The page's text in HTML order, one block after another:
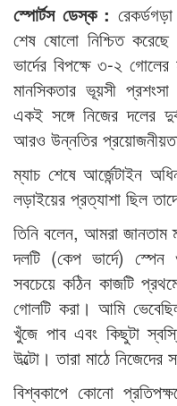
স্পোর্টস ডেস্ক :
শেষ ষোলো নিশ্চিত করেছে
ভার্দের বিপক্ষে ৩-২
মানসিকতার ভূয়সী
একই সঙ্গে নিজের দলের
আরও উন্নতির
ম্যাচ শেষে আর্জেন্টাইন
লড়াইয়ের প্রত্যাশা ছিল
তিনি বলেন, আমরা
দলটি (কেপ ভার্দে)
সবচেয়ে কঠিন কাজটি
গোলটি করা। আমি
খুঁজে পাব এবং কিছুটা
উল্টো। তারা মাঠে
বিশ্বকাপে কোনো